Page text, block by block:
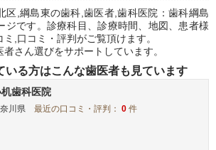
区,綱島東の歯科,歯医者,歯科医院：歯科綱島
ジです。診療科目、診療時間、地図、患者様
,口コミ・評判がご覧頂けます。
さん選びをサポートしています。
る方はこんな歯医者も見ています
歯科医院
川県 最近の口コミ・評判：0 件